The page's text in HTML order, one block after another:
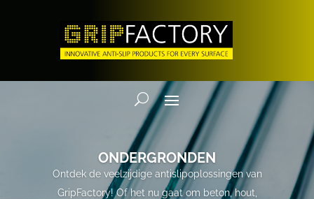
ONDERGRONDEN
Ontdek de veelzijdige antislipoplossingen van
GripFactory! Of het nu gaat om beton, hout,